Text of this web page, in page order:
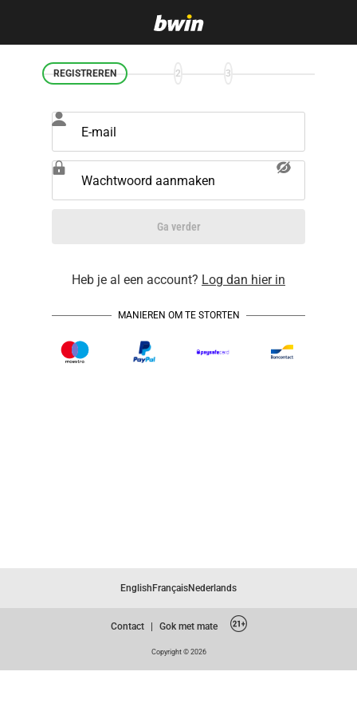
REGISTREREN 2 3
E-mail
Wachtwoord aanmaken
Ga verder
Heb je al een account? Log dan hier in
MANIEREN OM TE STORTEN
English FrançaisNederlands
Contact Gok met mate
Copyright © 2026